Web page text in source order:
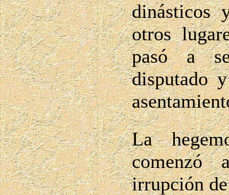
dinásticos
otros
pasó a
disputado
La
comenzó
irrupción